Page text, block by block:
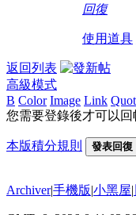
回復
使用道具
返回列表
高級模式
B Color Image Link
您需要登錄後才可以回
本版積分規則 發表回復
Archiver|手機版|小黑屋|